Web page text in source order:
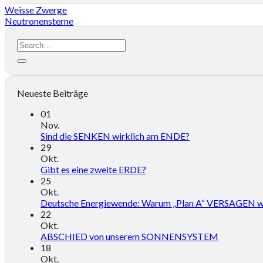
Weisse Zwerge
Neutronensterne
Neueste Beiträge
01
Nov.
Sind die SENKEN wirklich am ENDE?
29
Okt.
Gibt es eine zweite ERDE?
25
Okt.
Deutsche Energiewende: Warum „Plan A“ VERSAGEN
22
Okt.
ABSCHIED von unserem SONNENSYSTEM
18
Okt.